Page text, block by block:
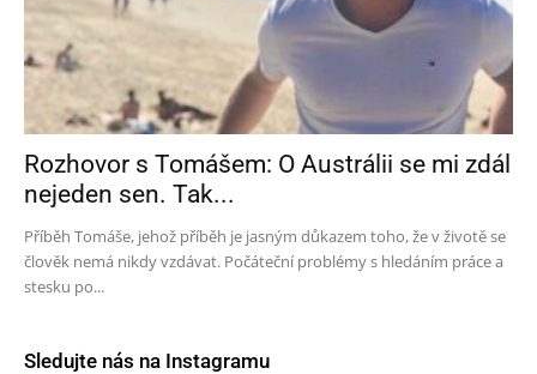
Rozhovor s Tomášem: O Austrálii se mi zdál
nejeden sen. Tak...
Příběh Tomáše, jehož příběh je jasným důkazem toho, že v životě se
člověk nemá nikdy vzdávat. Počáteční problémy s hledáním práce a
stesku po...
Sledujte nás na Instagramu